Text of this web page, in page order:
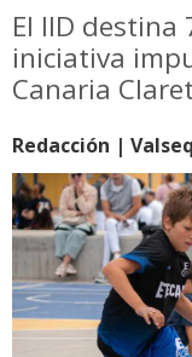
El IID destina
iniciativa
Canaria
Redacción |